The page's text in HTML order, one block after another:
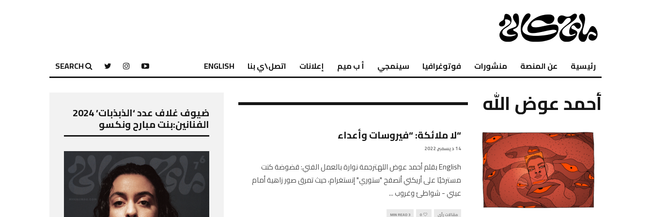
رئيسية عن المنصة منشورات فوتوغرافيا سينمجي أ ب ميم إعلانات اتصل\ي بنا ENGLISH
SEARCH
أحمد عوض الله
“لا ملائكة: “فيروسات وأعداء
14 ديسمبر, 2022
English بقلم أحمد عوض اللهترجمة نوارة بالعمل الفني: قضوضة كنت
مسترخيًا على أريكتي أتصفح "ستوري" إنستغرام، حيث تمرق صور زاهية أمام
عيني - شواطئ وغروب...
مقالات رأي 0
3 MIN READ
ضيوف غلاف عدد ‘الذبذبات’ 2024
الفنانين:بنت مبارح ونكسو